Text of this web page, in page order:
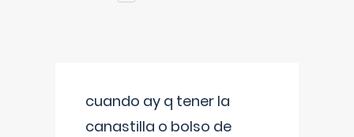
cuando ay q tener la
canastilla o bolso de